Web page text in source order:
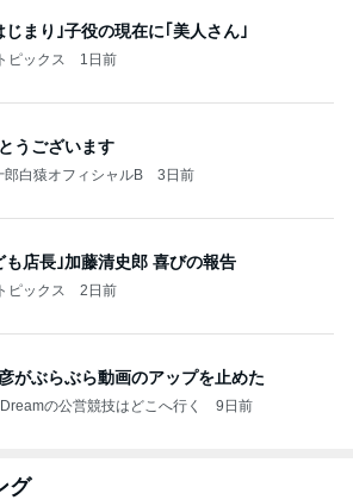
じまり｣子役の現在に｢美人さん｣
ピックス 1日前
うございます
郎白猿オフィシャルB 3日前
も店長｣加藤清史郎 喜びの報告
ピックス 2日前
がぶらぶら動画のアップを止めた
の公営競技はどこへ行く 9日前
グ